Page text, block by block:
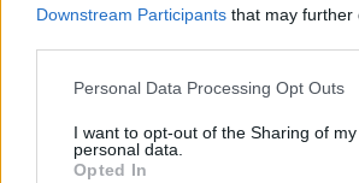
Downstream Participants that may further
Please note that this website/app uses
not limited to your visit or usage
grant or deny consent to Google and its
Personal Data Processing Opt Outs
I want to opt-out of the Sharing of my
personal data.
Opted In